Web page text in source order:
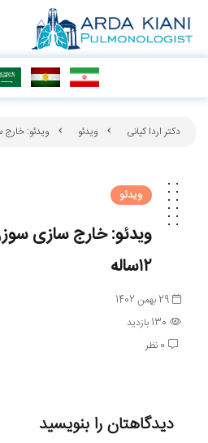
دکتر اردا کیانی ویدئو ویدئو: خارج
ویدئو
ویدئو: خارج سازی
۱۲ساله
29 بهمن 1402
130 بازدید
0 نظر
دیدگاهتان را بنویسید